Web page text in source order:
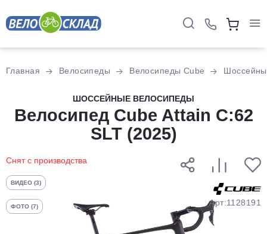
Главная Велосипеды Велосипеды Cube
ШОССЕЙНЫЕ ВЕЛОСИПЕДЫ
Велосипед Cube Attain C:62
SLT (2025)
Снят с производства
ВИДЕО (3)
ФОТО (7) Арт:1128191
Разбейте
оплатуна части
без переплат
График платежей